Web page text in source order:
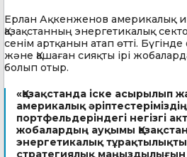
Ерлан Ақкенженов америкалық
Қазақстанның энергетикалық
сенім артқанын атап өтті.
және Қашаған сияқты ірі
болып отыр.
«Қазақстанда іске асырылып
америкалық
портфельдеріндегі негізгі
жобалардың ауқымы
энергетикалық
стратегиялық маңыздылығын